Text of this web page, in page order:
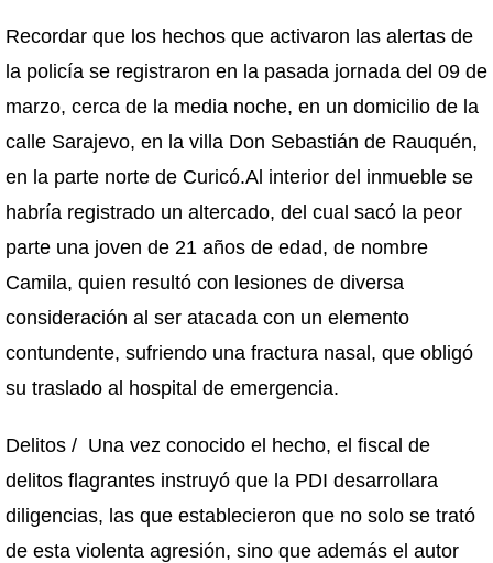
Recordar que los hechos que activaron las alertas de
la policía se registraron en la pasada jornada del 09 de
marzo, cerca de la media noche, en un domicilio de la
calle Sarajevo, en la villa Don Sebastián de Rauquén,
en la parte norte de Curicó.Al interior del inmueble se
habría registrado un altercado, del cual sacó la peor
parte una joven de 21 años de edad, de nombre
Camila, quien resultó con lesiones de diversa
consideración al ser atacada con un elemento
contundente, sufriendo una fractura nasal, que obligó
su traslado al hospital de emergencia.
Delitos / Una vez conocido el hecho, el fiscal de
delitos flagrantes instruyó que la PDI desarrollara
diligencias, las que establecieron que no solo se trató
de esta violenta agresión, sino que además el autor